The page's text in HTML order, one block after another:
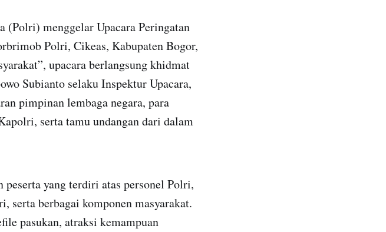
(Polri) menggelar Upacara Peringatan
Polri, Cikeas, Kabupaten Bogor,
upacara berlangsung khidmat
Subianto selaku Inspektur Upacara,
pimpinan lembaga negara, para
serta tamu undangan dari dalam
yang terdiri atas personel Polri,
berbagai komponen masyarakat.
pasukan, atraksi kemampuan